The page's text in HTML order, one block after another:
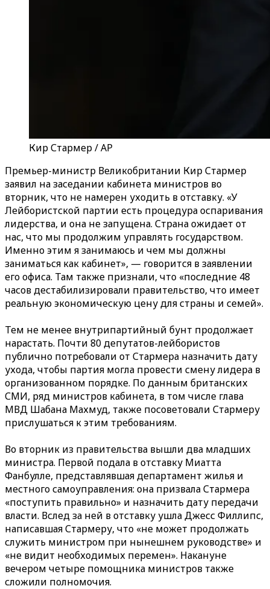
Кир Стармер / AP
Премьер-министр Великобритании Кир Стармер
заявил на заседании кабинета министров во
вторник, что не намерен уходить в отставку. «У
Лейбористской партии есть процедура оспаривания
лидерства, и она не запущена. Страна ожидает от
нас, что мы продолжим управлять государством.
Именно этим я занимаюсь и чем мы должны
заниматься как кабинет», — говорится в заявлении
его офиса. Там также признали, что «последние 48
часов дестабилизировали правительство, что имеет
реальную экономическую цену для страны и семей».
Тем не менее внутрипартийный бунт продолжает
нарастать. Почти 80 депутатов-лейбористов
публично потребовали от Стармера назначить дату
ухода, чтобы партия могла провести смену лидера в
организованном порядке. По данным британских
СМИ, ряд министров кабинета, в том числе глава
МВД Шабана Махмуд, также посоветовали Стармеру
прислушаться к этим требованиям.
Во вторник из правительства вышли два младших
министра. Первой подала в отставку Миатта
Фанбулле, представлявшая департамент жилья и
местного самоуправления: она призвала Стармера
«поступить правильно» и назначить дату передачи
власти. Вслед за ней в отставку ушла Джесс Филлипс,
написавшая Стармеру, что «не может продолжать
служить министром при нынешнем руководстве» и
«не видит необходимых перемен». Накануне
вечером четыре помощника министров также
сложили полномочия.